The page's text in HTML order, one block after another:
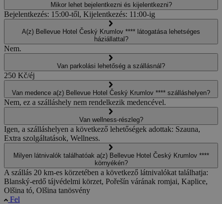
Mikor lehet bejelentkezni és kijelentkezni?
Bejelentkezés: 15:00-től, Kijelentkezés: 11:00-ig
A(z) Bellevue Hotel Český Krumlov **** látogatása lehetséges
háziállattal?
Nem.
Van parkolási lehetőség a szállásnál?
250 Kč/éj
Van medence a(z) Bellevue Hotel Český Krumlov **** szálláshelyen?
Nem, ez a szálláshely nem rendelkezik medencével.
Van wellness-részleg?
Igen, a szálláshelyen a következő lehetőségek adottak: Szauna,
Extra szolgáltatások, Wellness.
Milyen látnivalók találhatóak a(z) Bellevue Hotel Český Krumlov ****
környékén?
A szállás 20 km-es körzetében a következő látnivalókat találhatja:
Blanský-erdő tájvédelmi körzet, Pořešín várának romjai, Kaplice,
Olšina tó, Olšina tanösvény
Fel